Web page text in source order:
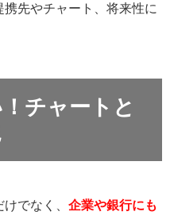
先やチャート、将来性に
チャートと
でなく、 企業や銀行にも